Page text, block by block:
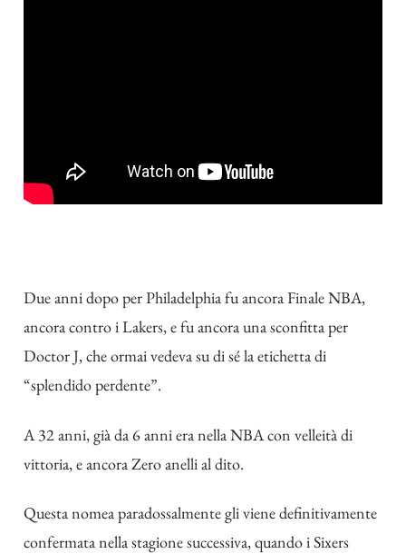
Due anni dopo per Philadelphia fu ancora Finale NBA,
ancora contro i Lakers, e fu ancora una sconfitta per
Doctor J, che ormai vedeva su di sé la etichetta di
“splendido perdente”.
A 32 anni, già da 6 anni era nella NBA con velleità di
vittoria, e ancora Zero anelli al dito.
Questa nomea paradossalmente gli viene definitivamente
confermata nella stagione successiva, quando i Sixers